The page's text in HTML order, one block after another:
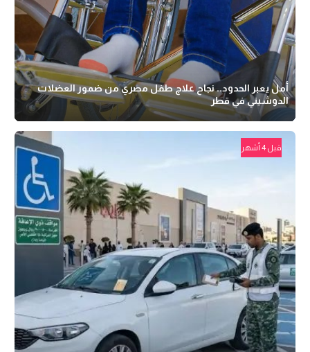
أمل يعبر الحدود.. نجاح علاج طفل مصري من ضمور العضلات
الدوشيني في قطر
قبل 4 أشهر